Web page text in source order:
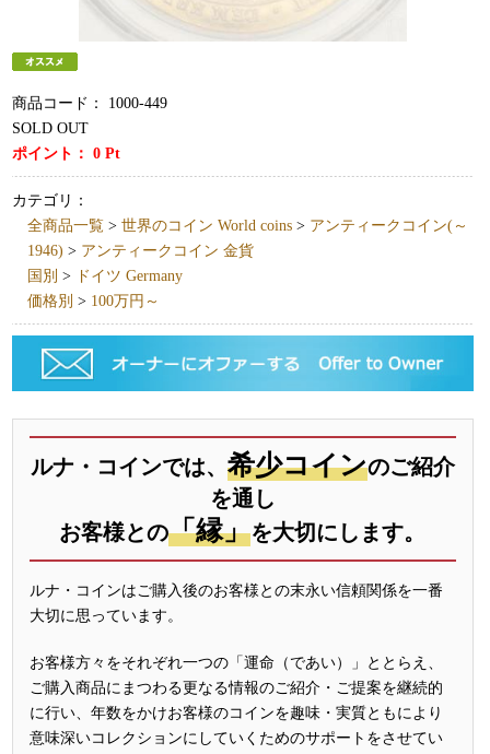
商品コード：
1000-449
SOLD OUT
ポイント：0 Pt
カテゴリ：
全商品一覧 >世界のコイン World coins > アンティークコイン(～
1946) > アンティークコイン 金貨
国別 >
ドイツ Germany
価格別 > 100万円～
ルナ・コインでは、 希少コインのご紹介
を通し
お客様との「縁」を大切にします。
ルナ・コインはご購入後のお客様との末永い信頼関係を一番
大切に思っています。
お客様方々をそれぞれ一つの「運命（であい）」ととらえ、
ご購入商品にまつわる更なる情報のご紹介・ご提案を継続的
に行い、年数をかけお客様のコインを趣味・実質ともにより
意味深いコレクションにしていくためのサポートをさせてい